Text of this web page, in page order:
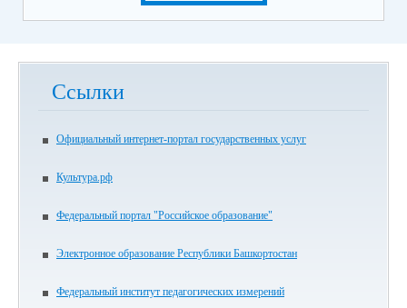
Ссылки
Официальный интернет-портал государственных услуг
Культура.рф
Федеральный портал "Российское образование"
Электронное образование Республики Башкортостан
Федеральный институт педагогических измерений